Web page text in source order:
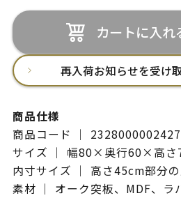
カートに入れ
再入荷お知らせを受け
商品仕様
商品コード ｜ 2328000002427
サイズ ｜ 幅80×奥行60×高さ
内寸サイズ ｜ 高さ45cm部分
素材 ｜ オーク突板、MDF、ラ